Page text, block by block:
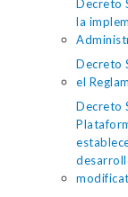
Decreto
la
Decreto
el
Decreto